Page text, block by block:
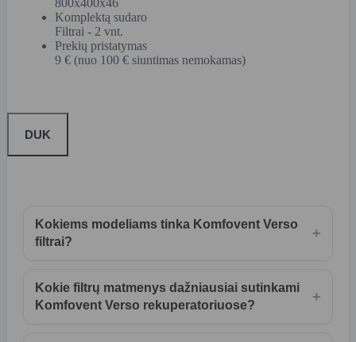
Komplektą sudaro
Filtrai - 2 vnt.
Prekių pristatymas
9 € (nuo 100 € siuntimas nemokamas)
DUK
Kokiems modeliams tinka Komfovent Verso
filtrai?
+
Kokie filtrų matmenys dažniausiai sutinkami
Komfovent Verso rekuperatoriuose?
+